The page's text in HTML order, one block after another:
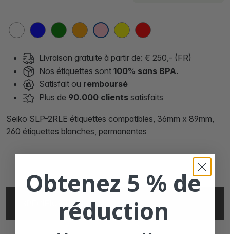
Livraison gratuite à partir de: € 250,- (FR)
Nos étiquettes sont 100% sans BPA.
Satisfait ou remboursé
Plus de 90.000 clients satisfaits
Seiko SLP-2RLE étiquettes compatibles, 36mm x 89mm,
260 étiquettes blanches, permanentes
SPÉCIFICATIONS
Obtenez 5 % de
réduction